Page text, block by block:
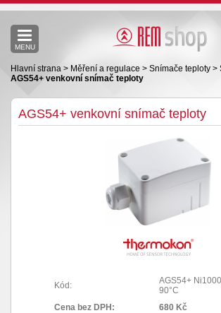
MENU
Hlavní strana > Měření a regulace > Snímače teploty >
AGS54+ venkovní snímač teploty
AGS54+ venkovní snímač teploty
Kód:
AGS54+
90°C
Cena bez DPH:
680 Kč